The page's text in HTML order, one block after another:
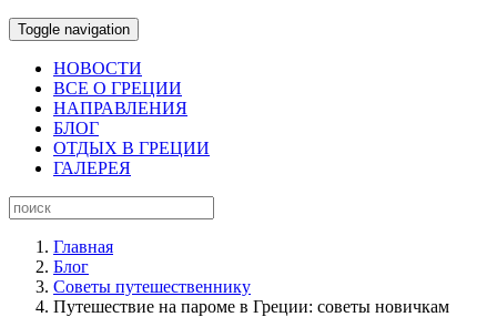
Toggle navigation
НОВОСТИ
ВСЕ О ГРЕЦИИ
НАПРАВЛЕНИЯ
БЛОГ
ОТДЫХ В ГРЕЦИИ
ГАЛЕРЕЯ
Главная
Блог
Советы путешественнику
Путешествие на пароме в Греции: советы новичкам